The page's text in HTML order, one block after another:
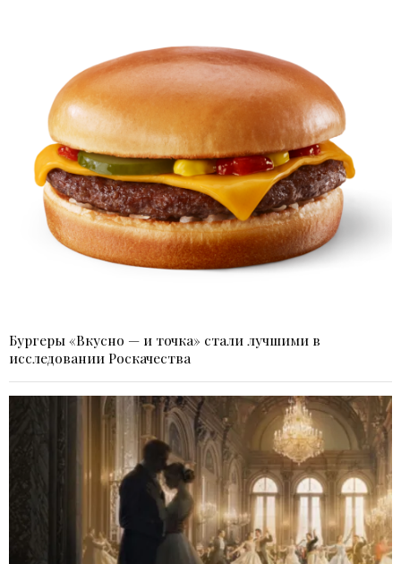
Бургеры «Вкусно — и точка» стали лучшими в
исследовании Роскачества